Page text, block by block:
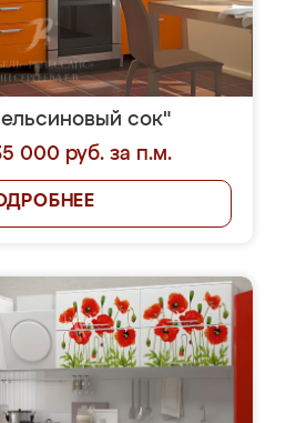
сок"
000 руб. за п.м.